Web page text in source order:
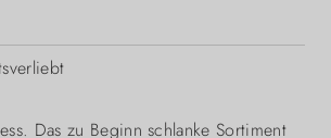
Das zu Beginn schlanke Sortiment